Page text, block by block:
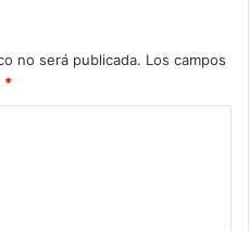
no será publicada. Los campos
*